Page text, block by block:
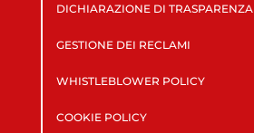
DICHIARAZIONE DI TRASPARENZA
GESTIONE DEI RECLAMI
WHISTLEBLOWER POLICY
COOKIE POLICY